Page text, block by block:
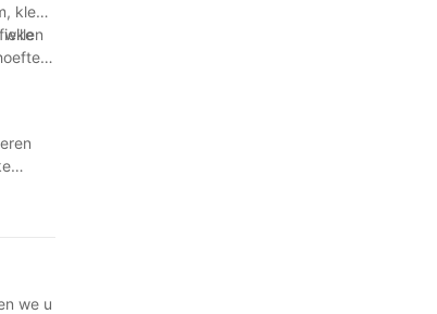
kleur
en
we u